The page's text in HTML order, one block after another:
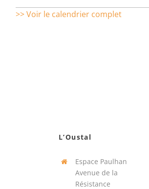
>> Voir le calendrier complet
L’Oustal
Espace Paulhan
Avenue de la
Résistance